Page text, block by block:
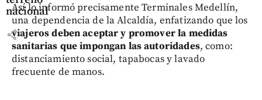
nacional
share
Así lo informó precisamente Terminales Medellín,
una dependencia de la Alcaldía, enfatizando que los
viajeros deben aceptar y promover la medidas
sanitarias que impongan las autoridades, como:
distanciamiento social, tapabocas y lavado
frecuente de manos.